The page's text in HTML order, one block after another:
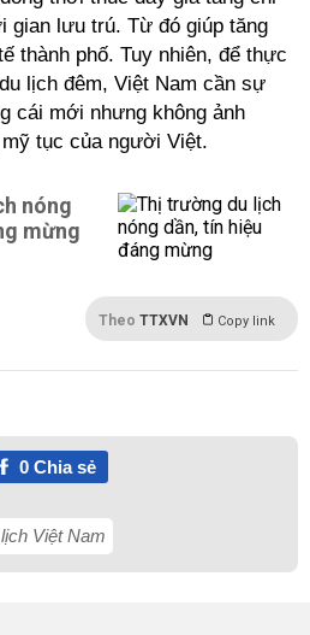
gian lưu trú. Từ đó giúp tăng
thành phố. Tuy nhiên, để thực
lịch đêm, Việt Nam cần sự
cái mới nhưng không ảnh
tục của người Việt.
nóng
mừng
Theo TTXVN Copy link
0Chia sẻ
Việt Nam